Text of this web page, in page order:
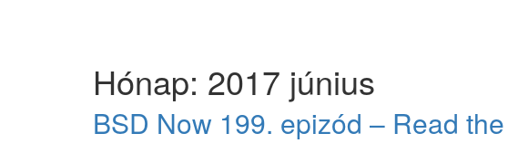
Hónap: 2017 június
BSD Now 199. epizód – Read